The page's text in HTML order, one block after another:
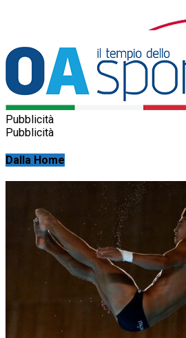
Pubblicità
Pubblicità
Dalla Home